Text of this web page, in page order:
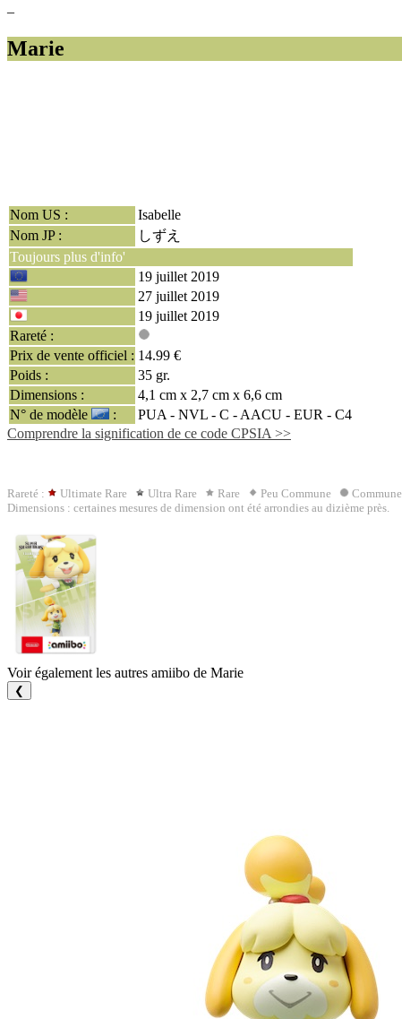
–
Marie
Nom US :
Isabelle
Nom JP :
しずえ
Toujours plus d'info'
19 juillet 2019
27 juillet 2019
19 juillet 2019
Rareté :
Prix de vente officiel : 14.99 €
Poids :
35 gr.
Dimensions :
4,1 cm x 2,7 cm x 6,6 cm
N° de modèle
: PUA - NVL - C - AACU - EUR - C4
Comprendre la signification de ce code CPSIA >>
Rareté : Ultimate Rare Ultra Rare Rare Peu Commune
Commune
Dimensions : certaines mesures de dimension ont été arrondies au dizième près.
Voir également les autres amiibo de Marie
❮